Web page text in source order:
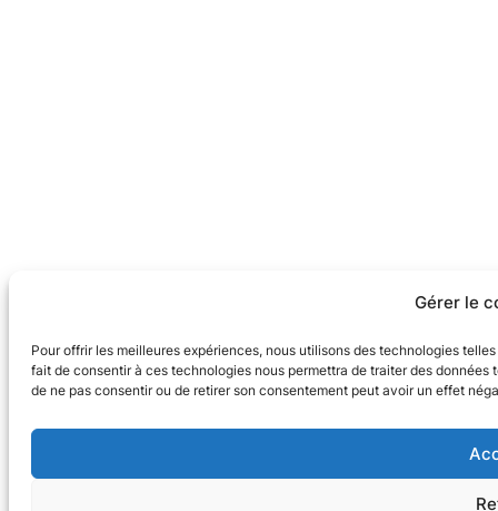
Gérer le
Pour offrir les meilleures expériences, nous utilisons des technologies
fait de consentir à ces technologies nous permettra de traiter des
de ne pas consentir ou de retirer son consentement peut avoir un effet